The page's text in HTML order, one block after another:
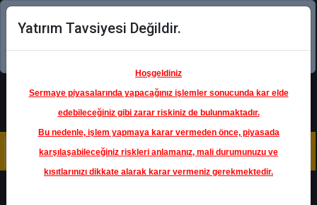
Şimdi uygulamayı indirin!
Yatırım Tavsiyesi Değildir.
Hoşgeldiniz
Sermaye piyasalarında yapacağınız işlemler sonucunda kar elde
edebileceğiniz gibi zarar riskiniz de bulunmaktadır.
Bu nedenle, işlem yapmaya karar vermeden önce, piyasada
karşılaşabileceğiniz riskleri anlamanız, mali durumunuzu ve
kısıtlarınızı dikkate alarak karar vermeniz gerekmektedir.